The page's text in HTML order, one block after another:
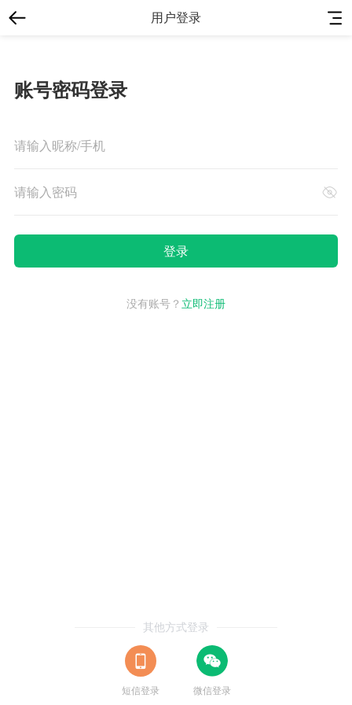
用户登录
账号密码登录
没有账号？ 立即注册
其他方式登录
短信登录 微信登录